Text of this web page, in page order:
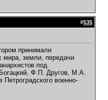
#535
принимали
мира, земли, передачи
под
Ф.П. Другов, М.А.
военно-